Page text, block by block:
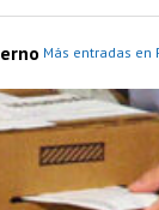
Más entradas en